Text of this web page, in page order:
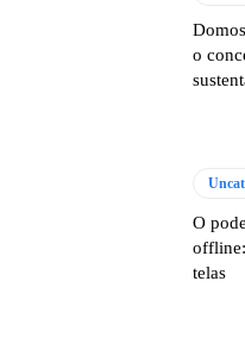
o
O
telas